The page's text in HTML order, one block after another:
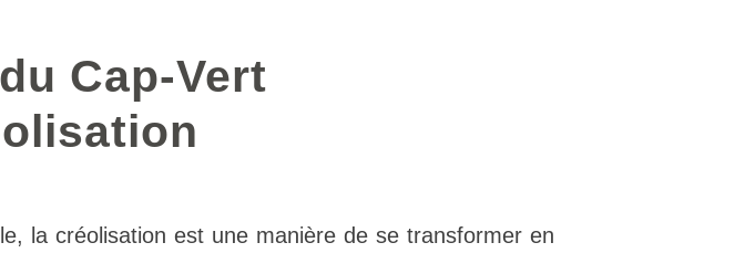
Cap-Vert
la créolisation est une manière de se transformer en